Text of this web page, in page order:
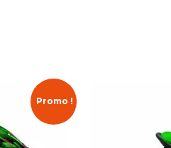
Promo !